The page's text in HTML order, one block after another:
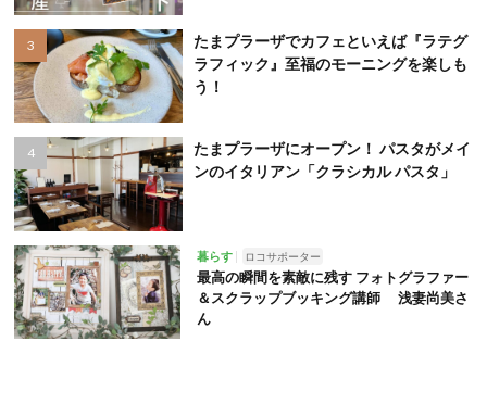
たまプラーザでカフェといえば『ラテグ
ラフィック』至福のモーニングを楽しも
う！
たまプラーザにオープン！ パスタがメイ
ンのイタリアン「クラシカル パスタ」
暮らす ロコサポーター
最高の瞬間を素敵に残す フォトグラファー
＆スクラップブッキング講師 浅妻尚美さ
ん